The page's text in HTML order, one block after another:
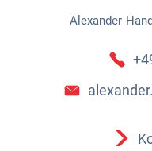
Alexander